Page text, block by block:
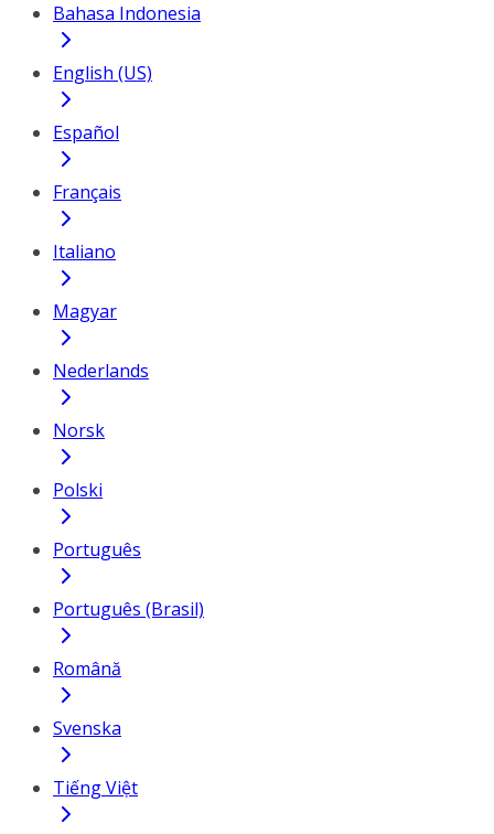
Bahasa Indonesia
English (US)
Español
Français
Italiano
Magyar
Nederlands
Norsk
Polski
Português
Português (Brasil)
Română
Svenska
Tiếng Việt